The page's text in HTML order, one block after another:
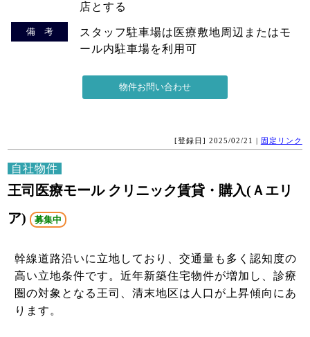
店とする
備 考
スタッフ駐車場は医療敷地周辺またはモ
ール内駐車場を利用可
[登録日] 2025/02/21 | 固定リンク
自社物件
王司医療モール クリニック賃貸・購入(Ａエリ
ア) 募集中
幹線道路沿いに立地しており、交通量も多く認知度の
高い立地条件です。近年新築住宅物件が増加し、診療
圏の対象となる王司、清末地区は人口が上昇傾向にあ
ります。